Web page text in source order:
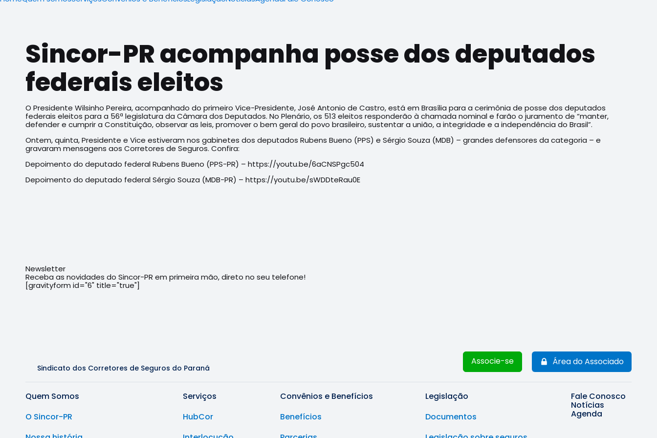
Sincor-PR acompanha posse dos deputados
federais eleitos
O Presidente Wilsinho Pereira, acompanhado do primeiro Vice-Presidente, José Antonio de Castro, está em Brasília para a cerimônia de posse dos deputados
federais eleitos para a 56ª legislatura da Câmara dos Deputados. No Plenário, os 513 eleitos responderão à chamada nominal e farão o juramento de “manter,
defender e cumprir a Constituição, observar as leis, promover o bem geral do povo brasileiro, sustentar a união, a integridade e a independência do Brasil”.
Ontem, quinta, Presidente e Vice estiveram nos gabinetes dos deputados Rubens Bueno (PPS) e Sérgio Souza (MDB) – grandes defensores da categoria – e
gravaram mensagens aos Corretores de Seguros. Confira:
Depoimento do deputado federal Rubens Bueno (PPS-PR) – https://youtu.be/6aCNSPgc504
Depoimento do deputado federal Sérgio Souza (MDB-PR) – https://youtu.be/sWDDteRau0E
Newsletter
Receba as novidades do Sincor-PR em primeira mão, direto no seu telefone!
[gravityform id="6" title="true"]
Sindicato dos Corretores de Seguros do Paraná
Associe-se Área do Associado
Quem Somos
O Sincor-PR
Serviços
HubCor
Convênios e Benefícios
Benefícios
Legislação
Documentos
Fale Conosco
Notícias
Agenda